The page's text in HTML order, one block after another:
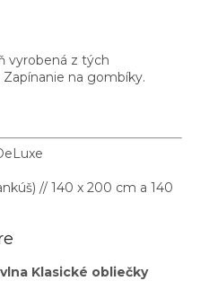
vyrobená z tých
na gombíky.
// 140 x 200 cm a 140
Klasické obliečky